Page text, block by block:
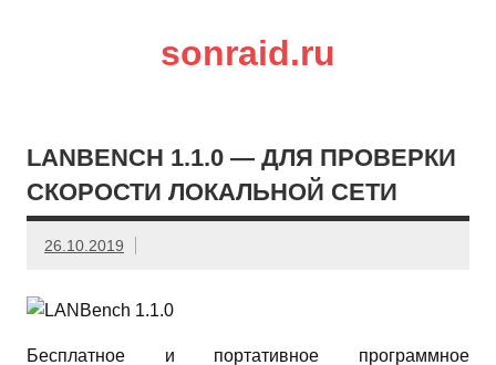
sonraid.ru
LANBENCH 1.1.0 — ДЛЯ ПРОВЕРКИ
СКОРОСТИ ЛОКАЛЬНОЙ СЕТИ
26.10.2019
Бесплатное и портативное программное